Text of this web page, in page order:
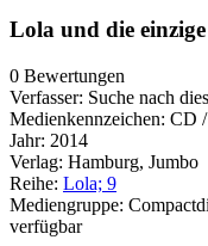
Lola und die
0 Bewertungen
Verfasser: Suche nach
Medienkennzeichen: CD
Jahr: 2014
Verlag: Hamburg, Jumbo
Reihe: Lola; 9
Mediengruppe:
verfügbar